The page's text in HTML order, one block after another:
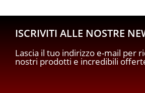
ISCRIVITI ALLE NOSTRE
Lascia il tuo indirizzo e-mail per
nostri prodotti e incredibili